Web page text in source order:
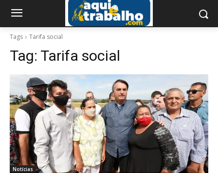
Tags Tarifa social
Tag: Tarifa social
Notícias